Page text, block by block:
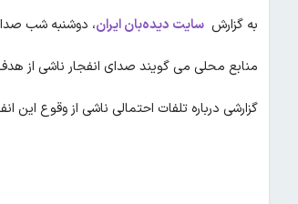
به گزارش سایت دیده‌بان ایران، دوشنبه شب
منابع محلی می گویند صدای انفجار ناشی از
گزارشی درباره تلفات احتمالی ناشی از وقوع این